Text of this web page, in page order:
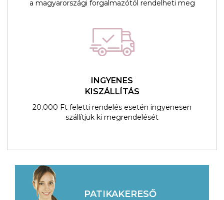
a magyarországi forgalmazótól rendelheti meg
INGYENES
KISZÁLLÍTÁS
20.000 Ft feletti rendelés esetén ingyenesen
szállítjuk ki megrendelését
PATIKAKERESŐ